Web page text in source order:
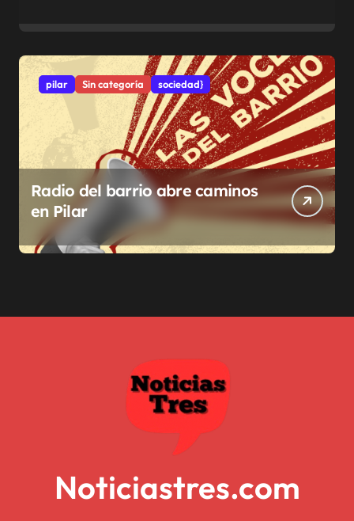
pilar Sin categoría sociedad}
Radio del barrio abre caminos
en Pilar
Noticiastres.com